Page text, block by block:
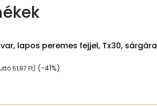
lapos peremes fejjel, Tx30, sárgára
51,97 Ft) (-41%)